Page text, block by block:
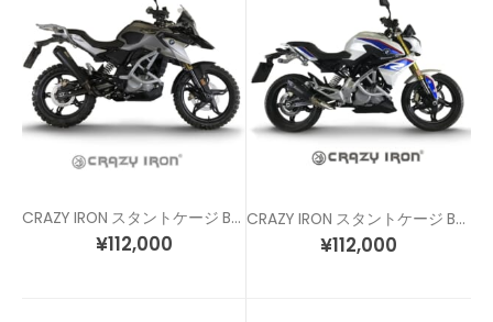
CRAZY IRON スタントケージ BMW G310GS
¥112,000
CRAZY IRON スタントケージ BMW G310R
¥112,000